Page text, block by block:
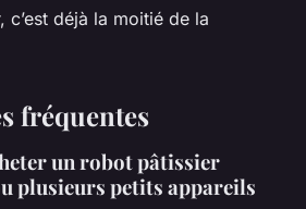
c’est déjà la moitié de la
fréquentes
un robot pâtissier
plusieurs petits appareils